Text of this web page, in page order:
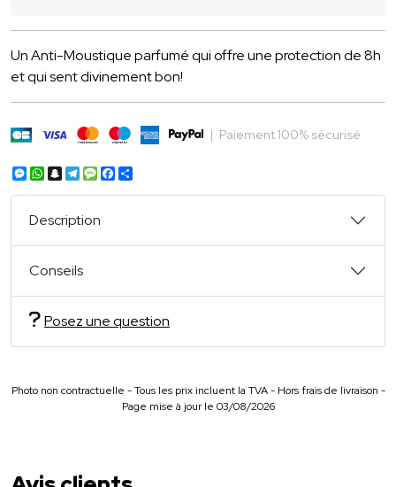
Un Anti-Moustique parfumé qui offre une protection de 8h
et qui sent divinement bon!
| Paiement 100% sécurisé
Messenger
WhatsApp
Snapchat
Telegram
Message
Facebook
Description
Conseils
Posez une question
Photo non contractuelle - Tous les prix incluent la TVA - Hors frais de livraison -
Page mise à jour le 03/08/2026